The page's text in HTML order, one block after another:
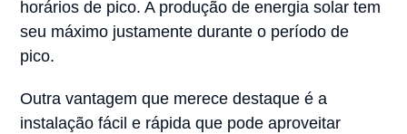
horários de pico. A produção de energia solar tem
seu máximo justamente durante o período de
pico.
Outra vantagem que merece destaque é a
instalação fácil e rápida que pode aproveitar